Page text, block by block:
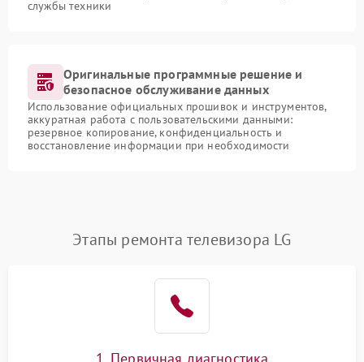
службы техники
Оригинальные программные решение и
безопасное обслуживание данных
Использование официальных прошивок и инструментов,
аккуратная работа с пользовательскими данными:
резервное копирование, конфиденциальность и
восстановление информации при необходимости
Этапы ремонта телевизора LG